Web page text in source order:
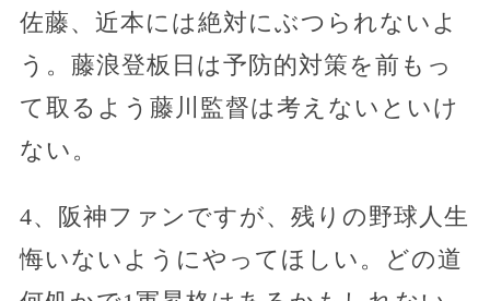
佐藤、近本には絶対にぶつられないよ
う。藤浪登板日は予防的対策を前もっ
て取るよう藤川監督は考えないといけ
ない。
4、阪神ファンですが、残りの野球人生
悔いないようにやってほしい。どの道